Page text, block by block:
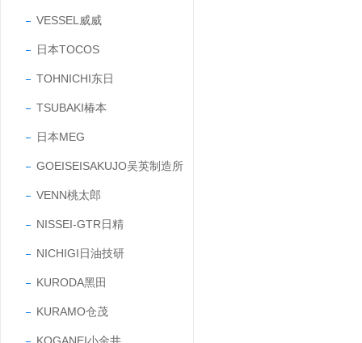
VESSEL威威
日本TOCOS
TOHNICHI东日
TSUBAKI椿本
日本MEG
GOEISEISAKUJO吴英制造所
VENN桃太郎
NISSEI-GTR日精
NICHIGI日油技研
KURODA黑田
KURAMO仓茂